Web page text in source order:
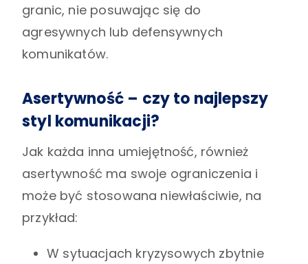
granic, nie posuwając się do
agresywnych lub defensywnych
komunikatów.
Asertywność – czy to najlepszy
styl komunikacji?
Jak każda inna umiejętność, również
asertywność ma swoje ograniczenia i
może być stosowana niewłaściwie, na
przykład:
W sytuacjach kryzysowych zbytnie